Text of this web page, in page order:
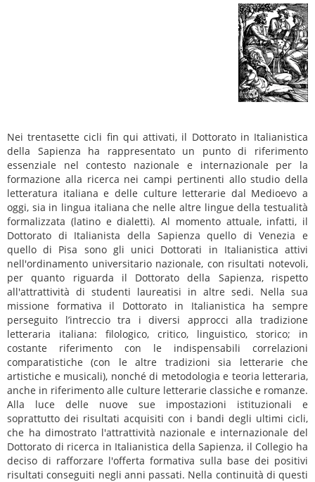
Nei trentasette cicli fin qui attivati, il Dottorato in Italianistica
della Sapienza ha rappresentato un punto di riferimento
essenziale nel contesto nazionale e internazionale per la
formazione alla ricerca nei campi pertinenti allo studio della
letteratura italiana e delle culture letterarie dal Medioevo a
oggi, sia in lingua italiana che nelle altre lingue della testualità
formalizzata (latino e dialetti). Al momento attuale, infatti, il
Dottorato di Italianista della Sapienza quello di Venezia e
quello di Pisa sono gli unici Dottorati in Italianistica attivi
nell'ordinamento universitario nazionale, con risultati notevoli,
per quanto riguarda il Dottorato della Sapienza, rispetto
all'attrattività di studenti laureatisi in altre sedi. Nella sua
missione formativa il Dottorato in Italianistica ha sempre
perseguito l’intreccio tra i diversi approcci alla tradizione
letteraria italiana: filologico, critico, linguistico, storico; in
costante riferimento con le indispensabili correlazioni
comparatistiche (con le altre tradizioni sia letterarie che
artistiche e musicali), nonché di metodologia e teoria letteraria,
anche in riferimento alle culture letterarie classiche e romanze.
Alla luce delle nuove sue impostazioni istituzionali e
soprattutto dei risultati acquisiti con i bandi degli ultimi cicli,
che ha dimostrato l'attrattività nazionale e internazionale del
Dottorato di ricerca in Italianistica della Sapienza, il Collegio ha
deciso di rafforzare l'offerta formativa sulla base dei positivi
risultati conseguiti negli anni passati. Nella continuità di questi